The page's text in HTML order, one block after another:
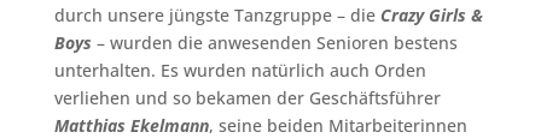
durch unsere jüngste Tanzgruppe – die Crazy Girls &
Boys – wurden die anwesenden Senioren bestens
unterhalten. Es wurden natürlich auch Orden
verliehen und so bekamen der Geschäftsführer
Matthias Ekelmann, seine beiden Mitarbeiterinnen